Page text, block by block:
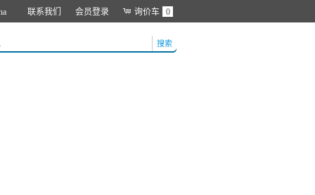
联系我们 会员登录 询价车 0
搜索